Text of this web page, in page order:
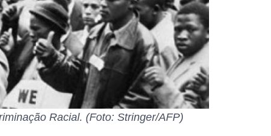
Racial. (Foto: Stringer/AFP)